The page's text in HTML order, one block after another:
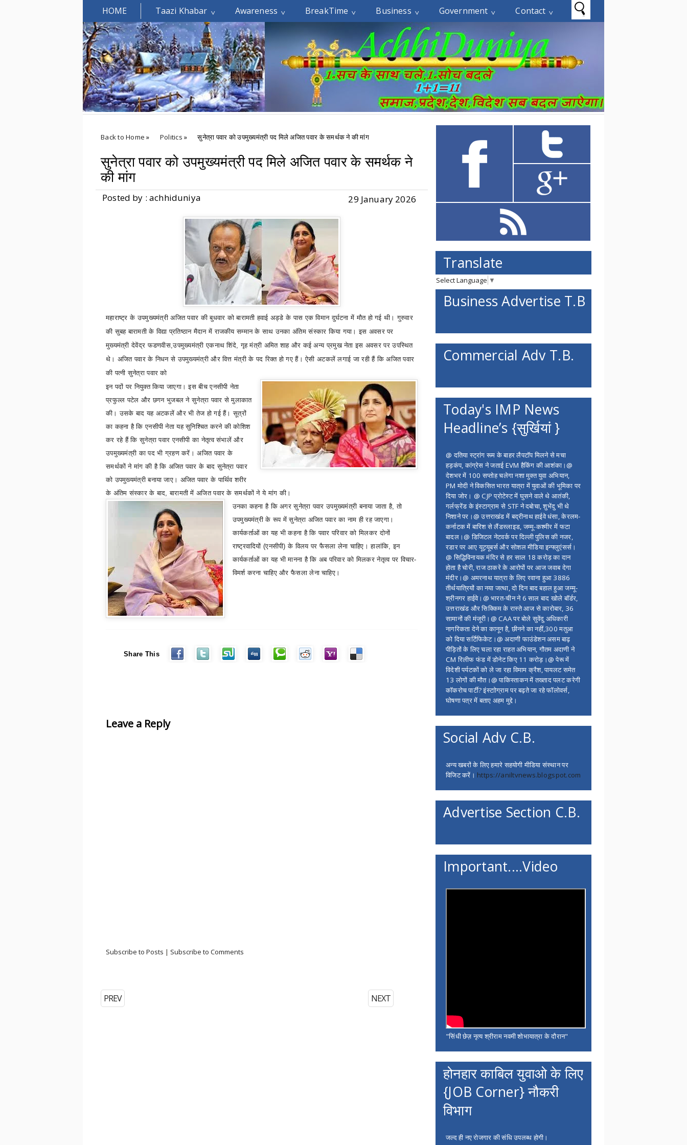
HOME Taazi Khabar Awareness BreakTime Business Government Contact
Welcomes You.....
Back to Home » Politics » सुनेत्रा पवार को उपमुख्यमंत्री पद मिले अजित पवार के समर्थक ने की मांग
सुनेत्रा पवार को उपमुख्यमंत्री पद मिले अजित पवार के समर्थक ने
की मांग
Posted by : achhiduniya 29 January 2026
महाराष्ट्र के उपमुख्यमंत्री अजित पवार की बुधवार को बारामती हवाई अड्डे के पास एक विमान दुर्घटना में मौत हो गई थी। गुरुवार
की सुबह बारामती के विद्या प्रतिष्ठान मैदान में राजकीय सम्मान के साथ उनका अंतिम संस्कार किया गया। इस अवसर पर
मुख्यमंत्री देवेंद्र फडणवीस,उपमुख्यमंत्री एकनाथ शिंदे,गृह मंत्री अमित शाह और कई अन्य प्रमुख नेता इस अवसर पर उपस्थित
थे। अजित पवार के निधन से उपमुख्यमंत्री और वित्त मंत्री के पद रिक्त हो गए हैं। ऐसी अटकलें लगाई जा रही हैं कि अजित पवार
की पत्नी सुनेत्रा पवार को
इन पदों पर नियुक्त किया जाएगा। इस बीच एनसीपी नेता
प्रफुल्ल पटेल और छगन भुजबल ने सुनेत्रा पवार से मुलाकात
की। उसके बाद यह अटकलें और भी तेज हो गई हैं। सूत्रों
का कहना है कि एनसीपी नेता यह सुनिश्चित करने की कोशिश
कर रहे हैं कि सुनेत्रा पवार एनसीपी का नेतृत्व संभालें और
उपमुख्यमंत्री का पद भी ग्रहण करें। अजित पवार के
समर्थकों ने मांग की है कि अजित पवार के बाद सुनेत्रा पवार
को उपमुख्यमंत्री बनाया जाए। अजित पवार के पार्थिव शरीर
के अंतिम संस्कार के बाद,बारामती में अजित पवार के समर्थकों ने ये मांग की।
उनका कहना है कि अगर सुनेत्रा पवार उपमुख्यमंत्री बनाया जाता है,तो
उपमुख्यमंत्री के रूप में सुनेत्रा अजित पवार का नाम ही रह जाएगा।
कार्यकर्ताओं का यह भी कहना है कि पवार परिवार को मिलकर दोनों
राष्ट्रवादियों (एनसीपी) के विलय पर फैसला लेना चाहिए। हालांकि,इन
कार्यकर्ताओं का यह भी मानना ​​है कि अब परिवार को मिलकर नेतृत्व पर विचार-
विमर्श करना चाहिए और फैसला लेना चाहिए।
Share This
Leave a Reply
Subscribe to Posts | Subscribe to Comments
NEXT
PREV
Translate
Select Language ▼
Business Advertise T.B
Commercial Adv T.B.
Today's IMP News
Headline’s {सुर्खियां }
@ दतिया स्ट्रांग रूम के बाहर लैपटॉप मिलने से मचा
हड़कंप, कांग्रेस ने जताई EVM हैकिंग की आशंका।@
देशभर में 100 सप्ताेह चलेगा नशा मुक्त युवा अभियान,
PM मोदी ने विकसित भारत यात्रा में युवाओं की भूमिका पर
दिया जोर। @ CJP प्रोटेस्ट में घुसने वाले थे आतंकी,
गर्लफ्रेंड के इंस्टाग्राम से STF ने दबोचा, शुभेंदु भी थे
निशाने पर।@ उत्तराखंड में बद्रीनाथ हाईवे धंसा, केरलम-
कर्नाटक में बारिश से लैंडस्लाइड, जम्मू-कश्मीर में फटा
बादल।@ डिजिटल नेटवर्क पर दिल्ली पुलिस की नजर,
रडार पर आए यूट्यूबर्स और सोशल मीडिया इन्फ्लुएंसर्स।
@ सिद्धिविनायक मंदिर से हर साल 18 करोड़ का दान
होता है चोरी, राज ठाकरे के आरोपों पर आज जवाब देगा
मंदीर।@ अमरनाथ यात्रा के लिए रवाना हुआ 3886
तीर्थयात्रियों का नया जत्था, दो दिन बाद बहाल हुआ जम्मू-
श्रीनगर हाईवे।@ भारत-चीन ने 6 साल बाद खोले बॉर्डर,
उत्तराखंड और सिक्किम के रास्ते आज से कारोबार, 36
सामानों की मंजूरी।@ CAA पर बोले सुवेंदु अधिकारी
नागरिकता देने का कानून है, छीनने का नहीं,300 मतुआ
को दिया सर्टिफिकेट।@ अदाणी फाउंडेशन असम बाढ़
पीड़ितों के लिए चला रहा राहत अभियान, गौतम अदाणी ने
CM रिलीफ फंड में डोनेट किए 11 करोड़।@ पेरू में
विदेशी पर्यटकों को ले जा रहा विमाम क्रैश, पायलट समेत
13 लोगों की मौत।@ पाकिस्ताकन में तख्ताद पलट करेगी
कॉकरोच पार्टी? इंस्टाोग्राम पर बढ़ते जा रहे फॉलोवर्स,
घोषणा पत्र में बताए अहम मुद्दे।
Social Adv C.B.
अन्य खबरों के लिए हमारे सहयोगी मीडिया संस्थान पर
विजिट करें। https://aniltvnews.blogspot.com
Advertise Section C.B.
Important....Video
"सिंधी छेज़ नृत्य श्रीराम नवमी शोभायात्रा के दौरान"
होनहार काबिल युवाओ के लिए
{JOB Corner} नौकरी
विभाग
जल्द ही नए रोजगार की संधि उपलब्ध होगी।